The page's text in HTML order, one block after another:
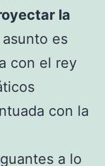
la
asunto es
con el rey
con la
a lo